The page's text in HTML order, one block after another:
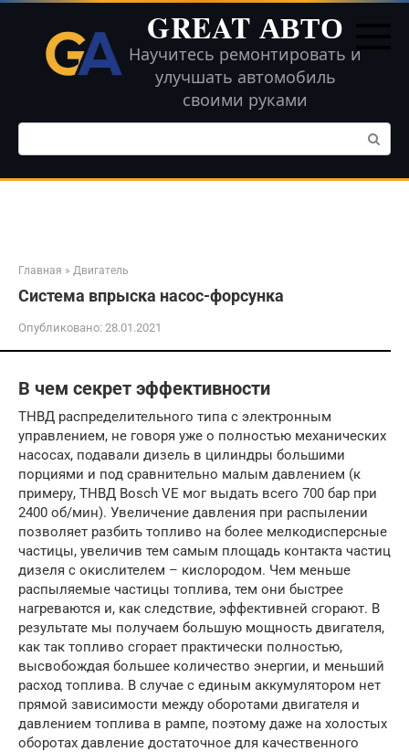
Перейти
контенту
GREAT АВТО
Научитесь ремонтировать и
улучшать автомобиль
своими руками
Поиск:
Главная » Двигатель
Система впрыска насос-форсунка
Опубликовано: 28.01.2021
В чем секрет эффективности
ТНВД распределительного типа с электронным
управлением, не говоря уже о полностью механических
насосах, подавали дизель в цилиндры большими
порциями и под сравнительно малым давлением (к
примеру, ТНВД Bosch VE мог выдать всего 700 бар при
2400 об/мин). Увеличение давления при распылении
позволяет разбить топливо на более мелкодисперсные
частицы, увеличив тем самым площадь контакта частиц
дизеля с окислителем – кислородом. Чем меньше
распыляемые частицы топлива, тем они быстрее
нагреваются и, как следствие, эффективней сгорают. В
результате мы получаем большую мощность двигателя,
как так топливо сгорает практически полностью,
высвобождая большее количество энергии, и меньший
расход топлива. В случае с единым аккумулятором нет
прямой зависимости между оборотами двигателя и
давлением топлива в рампе, поэтому даже на холостых
оборотах давление достаточное для качественного